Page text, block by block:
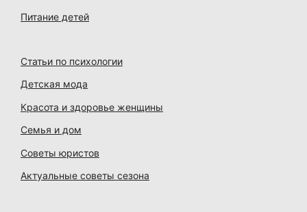
Питание детей
Статьи по психологии
Детская мода
Красота и здоровье женщины
Семья и дом
Советы юристов
Актуальные советы сезона